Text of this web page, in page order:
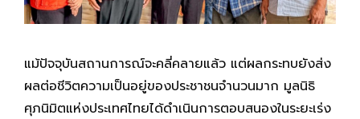
แม้ปัจจุบันสถานการณ์จะคลี่คลายแล้ว แต่ผลกระทบยังส่ง
ผลต่อชีวิตความเป็นอยู่ของประชาชนจำนวนมาก มูลนิธิ
ศุภนิมิตแห่งประเทศไทยได้ดำเนินการตอบสนองในระยะเร่ง